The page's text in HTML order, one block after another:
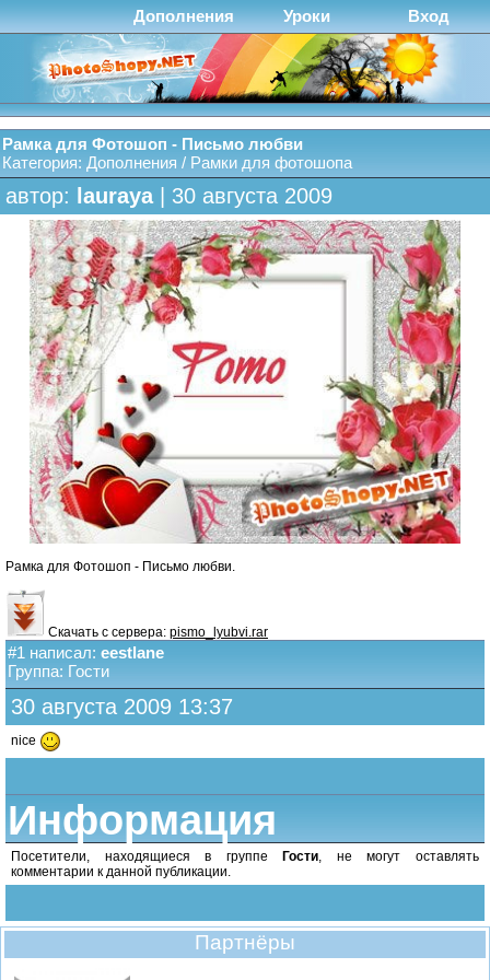
Дополнения Уроки Вход
Рамка для Фотошоп - Письмо любви
Категория: Дополнения / Рамки для фотошопа
автор: lauraya| 30 августа 2009
Рамка для Фотошоп - Письмо любви.
Скачать с сервера: pismo_lyubvi.rar
#1 написал: eestlane
Группа: Гости
30 августа 2009 13:37
nice
Информация
Посетители, находящиеся в группеГости , не могут оставлять
комментарии к данной публикации.
Партнёры